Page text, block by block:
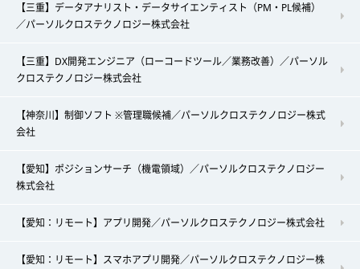
【三重】データアナリスト・データサイエンティスト（PM・PL候補）
／パーソルクロステクノロジー株式会社
【三重】DX開発エンジニア（ローコードツール／業務改善）／パーソル
クロステクノロジー株式会社
【神奈川】制御ソフト ※管理職候補／パーソルクロステクノロジー株式
会社
【愛知】ポジションサーチ（機電領域）／パーソルクロステクノロジー
株式会社
【愛知：リモート】アプリ開発／パーソルクロステクノロジー株式会社
【愛知：リモート】スマホアプリ開発／パーソルクロステクノロジー株